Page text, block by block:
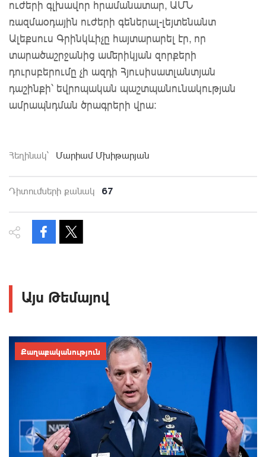
ուժերի գլխավոր հրամանատար, ԱՄՆ
ռազմաօդային ուժերի գեներալ-լեյտենանտ
Ալեքսուս Գրինկևիչը հայտարարել էր, որ
տարածաշրջանից ամերիկյան զորքերի
դուրսբերումը չի ազդի Հյուսիսատլանտյան
դաշինքի՝ եվրոպական պաշտպանունակության
ամրապնդման ծրագրերի վրա:
Հեղինակ` Մարիամ Մխիթարյան
Դիտումների քանակ 67
Այս Թեմայով
Քաղաքականություն